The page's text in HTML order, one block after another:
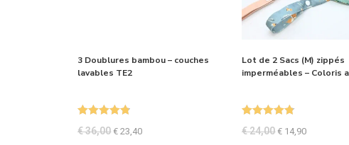
3 Doublures bambou – couches
lavables TE2
€36,00 € 23,40
Lot de 2 Sacs (M) zippés
imperméables – Coloris
€24,00 € 14,90